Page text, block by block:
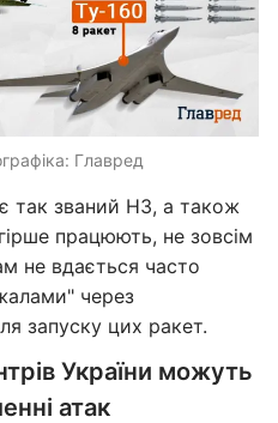
Главред
так званий НЗ, а також
працюють, не зовсім
не вдається часто
через
запуску цих ракет.
України можуть
атак